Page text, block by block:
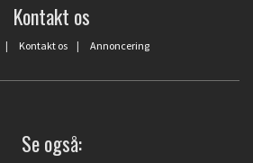
Kontakt os
| Kontakt os | Annoncering
Se også: